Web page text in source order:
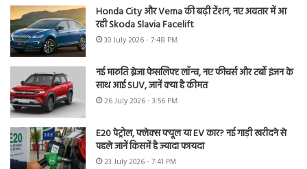
Honda City और Verna की बढ़ी टेंशन, नए अवतार में आ
रही Skoda Slavia Facelift
30 July 2026 - 7:48 PM
नई मारुति ब्रेजा फेसलिफ्ट लॉन्च, नए फीचर्स और टर्बो इंजन के
साथ आई SUV, जानें क्या है कीमत
26 July 2026 - 3:56 PM
E20 पेट्रोल, फ्लेक्स फ्यूल या EV कार? नई गाड़ी खरीदने से
पहले जानें किसमें है ज्यादा फायदा
23 July 2026 - 7:41 PM